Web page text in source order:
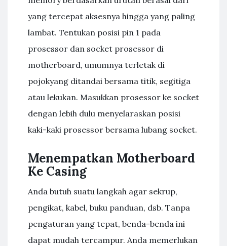
yang tercepat aksesnya hingga yang paling
lambat. Tentukan posisi pin 1 pada
prosessor dan socket prosessor di
motherboard, umumnya terletak di
pojokyang ditandai bersama titik, segitiga
atau lekukan. Masukkan prosessor ke socket
dengan lebih dulu menyelaraskan posisi
kaki-kaki prosessor bersama lubang socket.
Menempatkan Motherboard
Ke Casing
Anda butuh suatu langkah agar sekrup,
pengikat, kabel, buku panduan, dsb. Tanpa
pengaturan yang tepat, benda-benda ini
dapat mudah tercampur. Anda memerlukan